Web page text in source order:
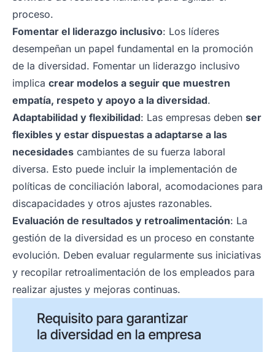
proceso.
Fomentar el liderazgo inclusivo: Los líderes
desempeñan un papel fundamental en la promoción
de la diversidad. Fomentar un liderazgo inclusivo
implica crear modelos a seguir que muestren
empatía, respeto y apoyo a la diversidad.
Adaptabilidad y flexibilidad: Las empresas deben ser
flexibles y estar dispuestas a adaptarse a las
necesidades cambiantes de su fuerza laboral
diversa. Esto puede incluir la implementación de
políticas de conciliación laboral, acomodaciones para
discapacidades y otros ajustes razonables.
Evaluación de resultados y retroalimentación: La
gestión de la diversidad es un proceso en constante
evolución. Deben evaluar regularmente sus iniciativas
y recopilar retroalimentación de los empleados para
realizar ajustes y mejoras continuas.